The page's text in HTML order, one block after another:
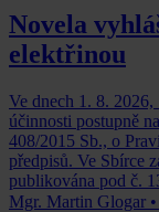
Novela
elektřinou
Ve dnech 1. 8.
účinnosti postupně
408/2015 Sb., o
předpisů. Ve Sbírce
publikována pod č.
Mgr. Martin Glogar •